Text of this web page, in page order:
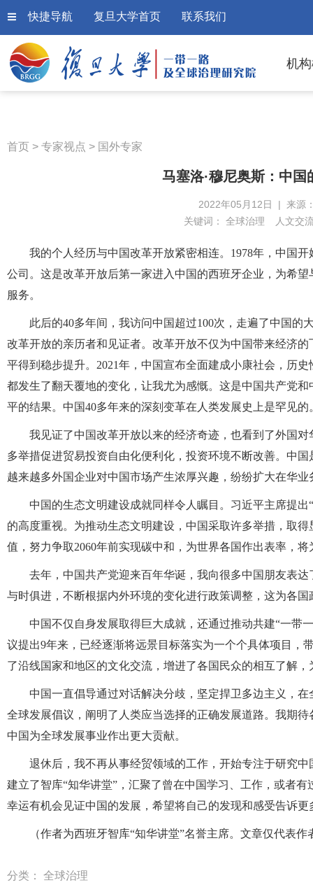
快捷导航 复旦大学首页 联系我们
机
首页 > 专家视点 > 国外专家
马塞洛·穆尼奥斯：中
2022年05月12日 | 来源
关键词： 全球治理 人文交
我的个人经历与中国改革开放紧密相连。1978年，中国
公司。这是改革开放后第一家进入中国的西班牙企业，为希
服务。
此后的40多年间，我访问中国超过100次，走遍了中国
改革开放的亲历者和见证者。改革开放不仅为中国带来经济
平得到稳步提升。2021年，中国宣布全面建成小康社会，历
都发生了翻天覆地的变化，让我尤为感慨。这是中国共产党
平的结果。中国40多年来的深刻变革在人类发展史上是罕见
我见证了中国改革开放以来的经济奇迹，也看到了外国
多举措促进贸易投资自由化便利化，投资环境不断改善。中
越来越多外国企业对中国市场产生浓厚兴趣，纷纷扩大在华业
中国的生态文明建设成就同样令人瞩目。习近平主席提
的高度重视。为推动生态文明建设，中国采取许多举措，取
值，努力争取2060年前实现碳中和，为世界各国作出表率，
去年，中国共产党迎来百年华诞，我向很多中国朋友表
与时俱进，不断根据内外环境的变化进行政策调整，这为各
中国不仅自身发展取得巨大成就，还通过推动共建“一带
议提出9年来，已经逐渐将远景目标落实为一个个具体项目，
了沿线国家和地区的文化交流，增进了各国民众的相互了解
中国一直倡导通过对话解决分歧，坚定捍卫多边主义，
全球发展倡议，阐明了人类应当选择的正确发展道路。我期
中国为全球发展事业作出更大贡献。
退休后，我不再从事经贸领域的工作，开始专注于研究
建立了智库“知华讲堂”，汇聚了曾在中国学习、工作，或者
幸运有机会见证中国的发展，希望将自己的发现和感受告诉
（作者为西班牙智库“知华讲堂”名誉主席。文章仅代表
分类： 全球治理